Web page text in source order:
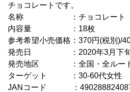
チョコレートです。
名称 ：チョコレート
内容量 ：18枚
参考希望小売価格：370円(税別)/
発売日 ：2020年3月下旬よ
発売地区 ：全国・全ルー
ターゲット ：30-60代女性
JANコード ：